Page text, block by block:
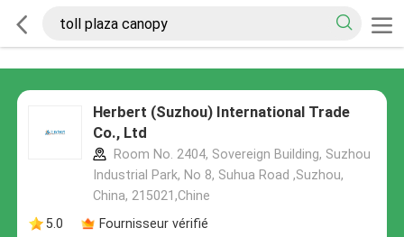
Herbert (Suzhou) International Trade
Co., Ltd
Room No. 2404, Sovereign Building, Suzhou
Industrial Park, No 8, Suhua Road ,Suzhou,
China, 215021,Chine
5.0
Fournisseur vérifié